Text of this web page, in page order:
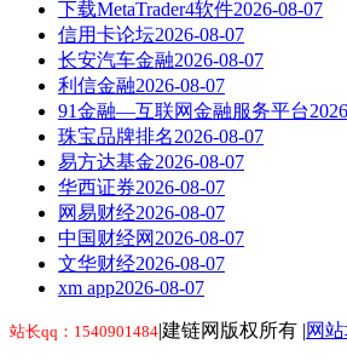
下载MetaTrader4软件2026-08-07
信用卡论坛2026-08-07
长安汽车金融2026-08-07
利信金融2026-08-07
91金融—互联网金融服务平台
珠宝品牌排名2026-08-07
易方达基金2026-08-07
华西证券2026-08-07
网易财经2026-08-07
中国财经网 2026-08-07
文华财经2026-08-07
xm app2026-08-07
站长qq：1540901484|建链网版权所有 |网